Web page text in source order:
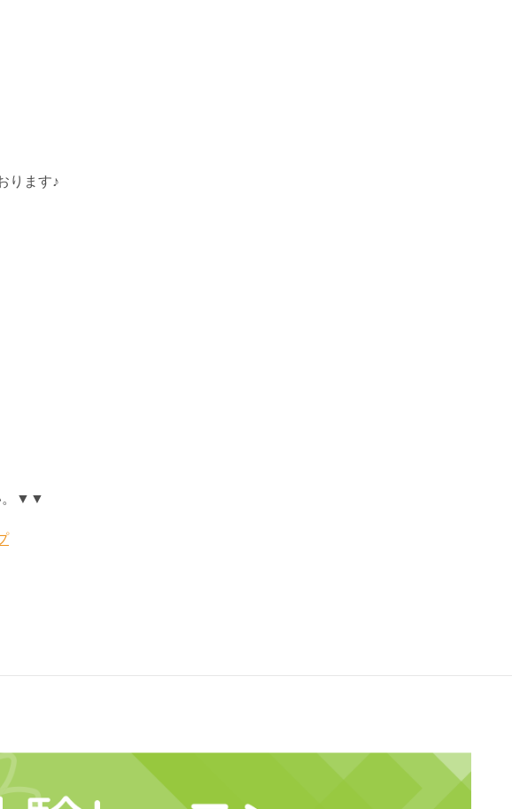
ります♪
。▼▼